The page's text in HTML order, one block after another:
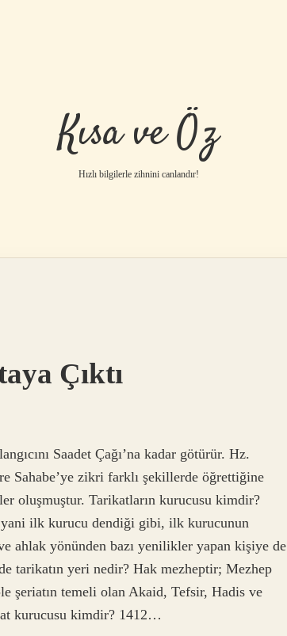
Kısa ve Öz
Hızlı bilgilerle zihnini canlandır!
Çıktı
Saadet Çağı’na kadar götürür. Hz.
Sahabe’ye zikri farklı şekillerde öğrettiğine
oluşmuştur. Tarikatların kurucusu kimdir?
yani ilk kurucu dendiği gibi, ilk kurucunun
ahlak yönünden bazı yenilikler yapan kişiye de
tarikatın yeri nedir? Hak mezheptir; Mezhep
şeriatın temeli olan Akaid, Tefsir, Hadis ve
kurucusu kimdir? 1412…